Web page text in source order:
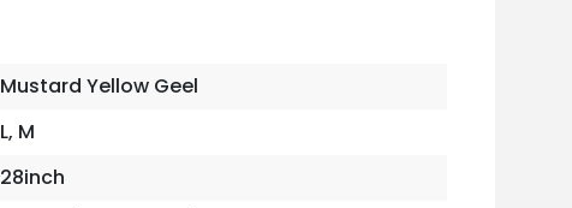
Mustard Yellow Geel
L, M
28inch